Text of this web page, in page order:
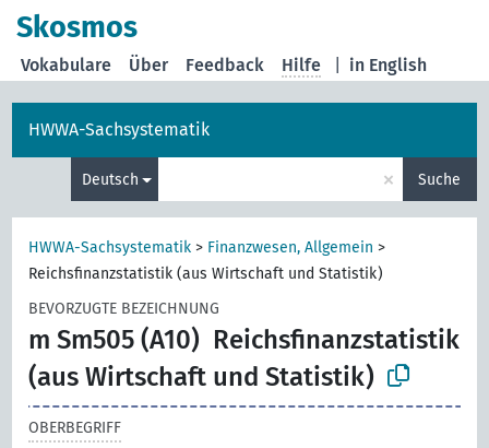
Skosmos
in English
Vokabulare Über Feedback Hilfe
HWWA-Sachsystematik
Deutsch × Suche
HWWA-Sachsystematik > Finanzwesen, Allgemein >
Reichsfinanzstatistik (aus Wirtschaft und Statistik)
BEVORZUGTE BEZEICHNUNG
m Sm505 (A10) Reichsfinanzstatistik
(aus Wirtschaft und Statistik)
OBERBEGRIFF